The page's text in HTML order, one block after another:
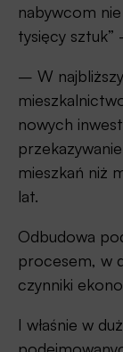
nabywcom
tysięcy sztuk”
– W
nowych
mieszkań niż
lat.
Odbudowa
procesem, w
czynniki
I właśnie w